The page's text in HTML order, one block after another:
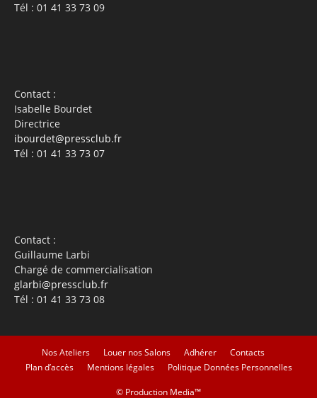
Tél : 01 41 33 73 09
Contact :
Isabelle Bourdet
Directrice
ibourdet@pressclub.fr
Tél : 01 41 33 73 07
Contact :
Guillaume Larbi
Chargé de commercialisation
glarbi@pressclub.fr
Tél : 01 41 33 73 08
Nos Ateliers Louer nos Salons Adhérer
Contacts
Plan d’accès
Mentions légales Politique Données Personnelles
© Production Media™